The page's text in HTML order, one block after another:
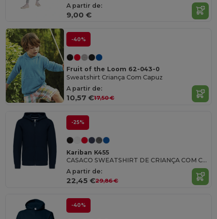
A partir de:
9,00 €
-40%
Fruit of the Loom 62-043-0
Sweatshirt Criança Com Capuz
A partir de:
10,57 €17,50 €
-25%
Kariban K455
CASACO SWEATSHIRT DE CRIANÇA COM CAPUZ
A partir de:
22,45 €29,86 €
-40%